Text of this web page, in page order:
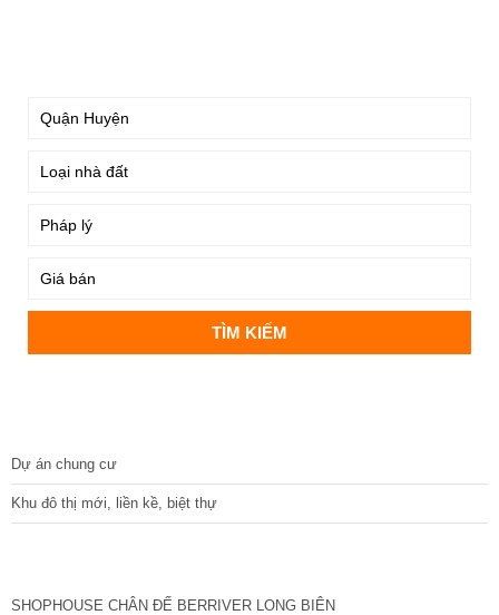
Dự án chung cư
Khu đô thị mới, liền kề, biệt thự
SHOPHOUSE CHÂN ĐẾ BERRIVER LONG BIÊN